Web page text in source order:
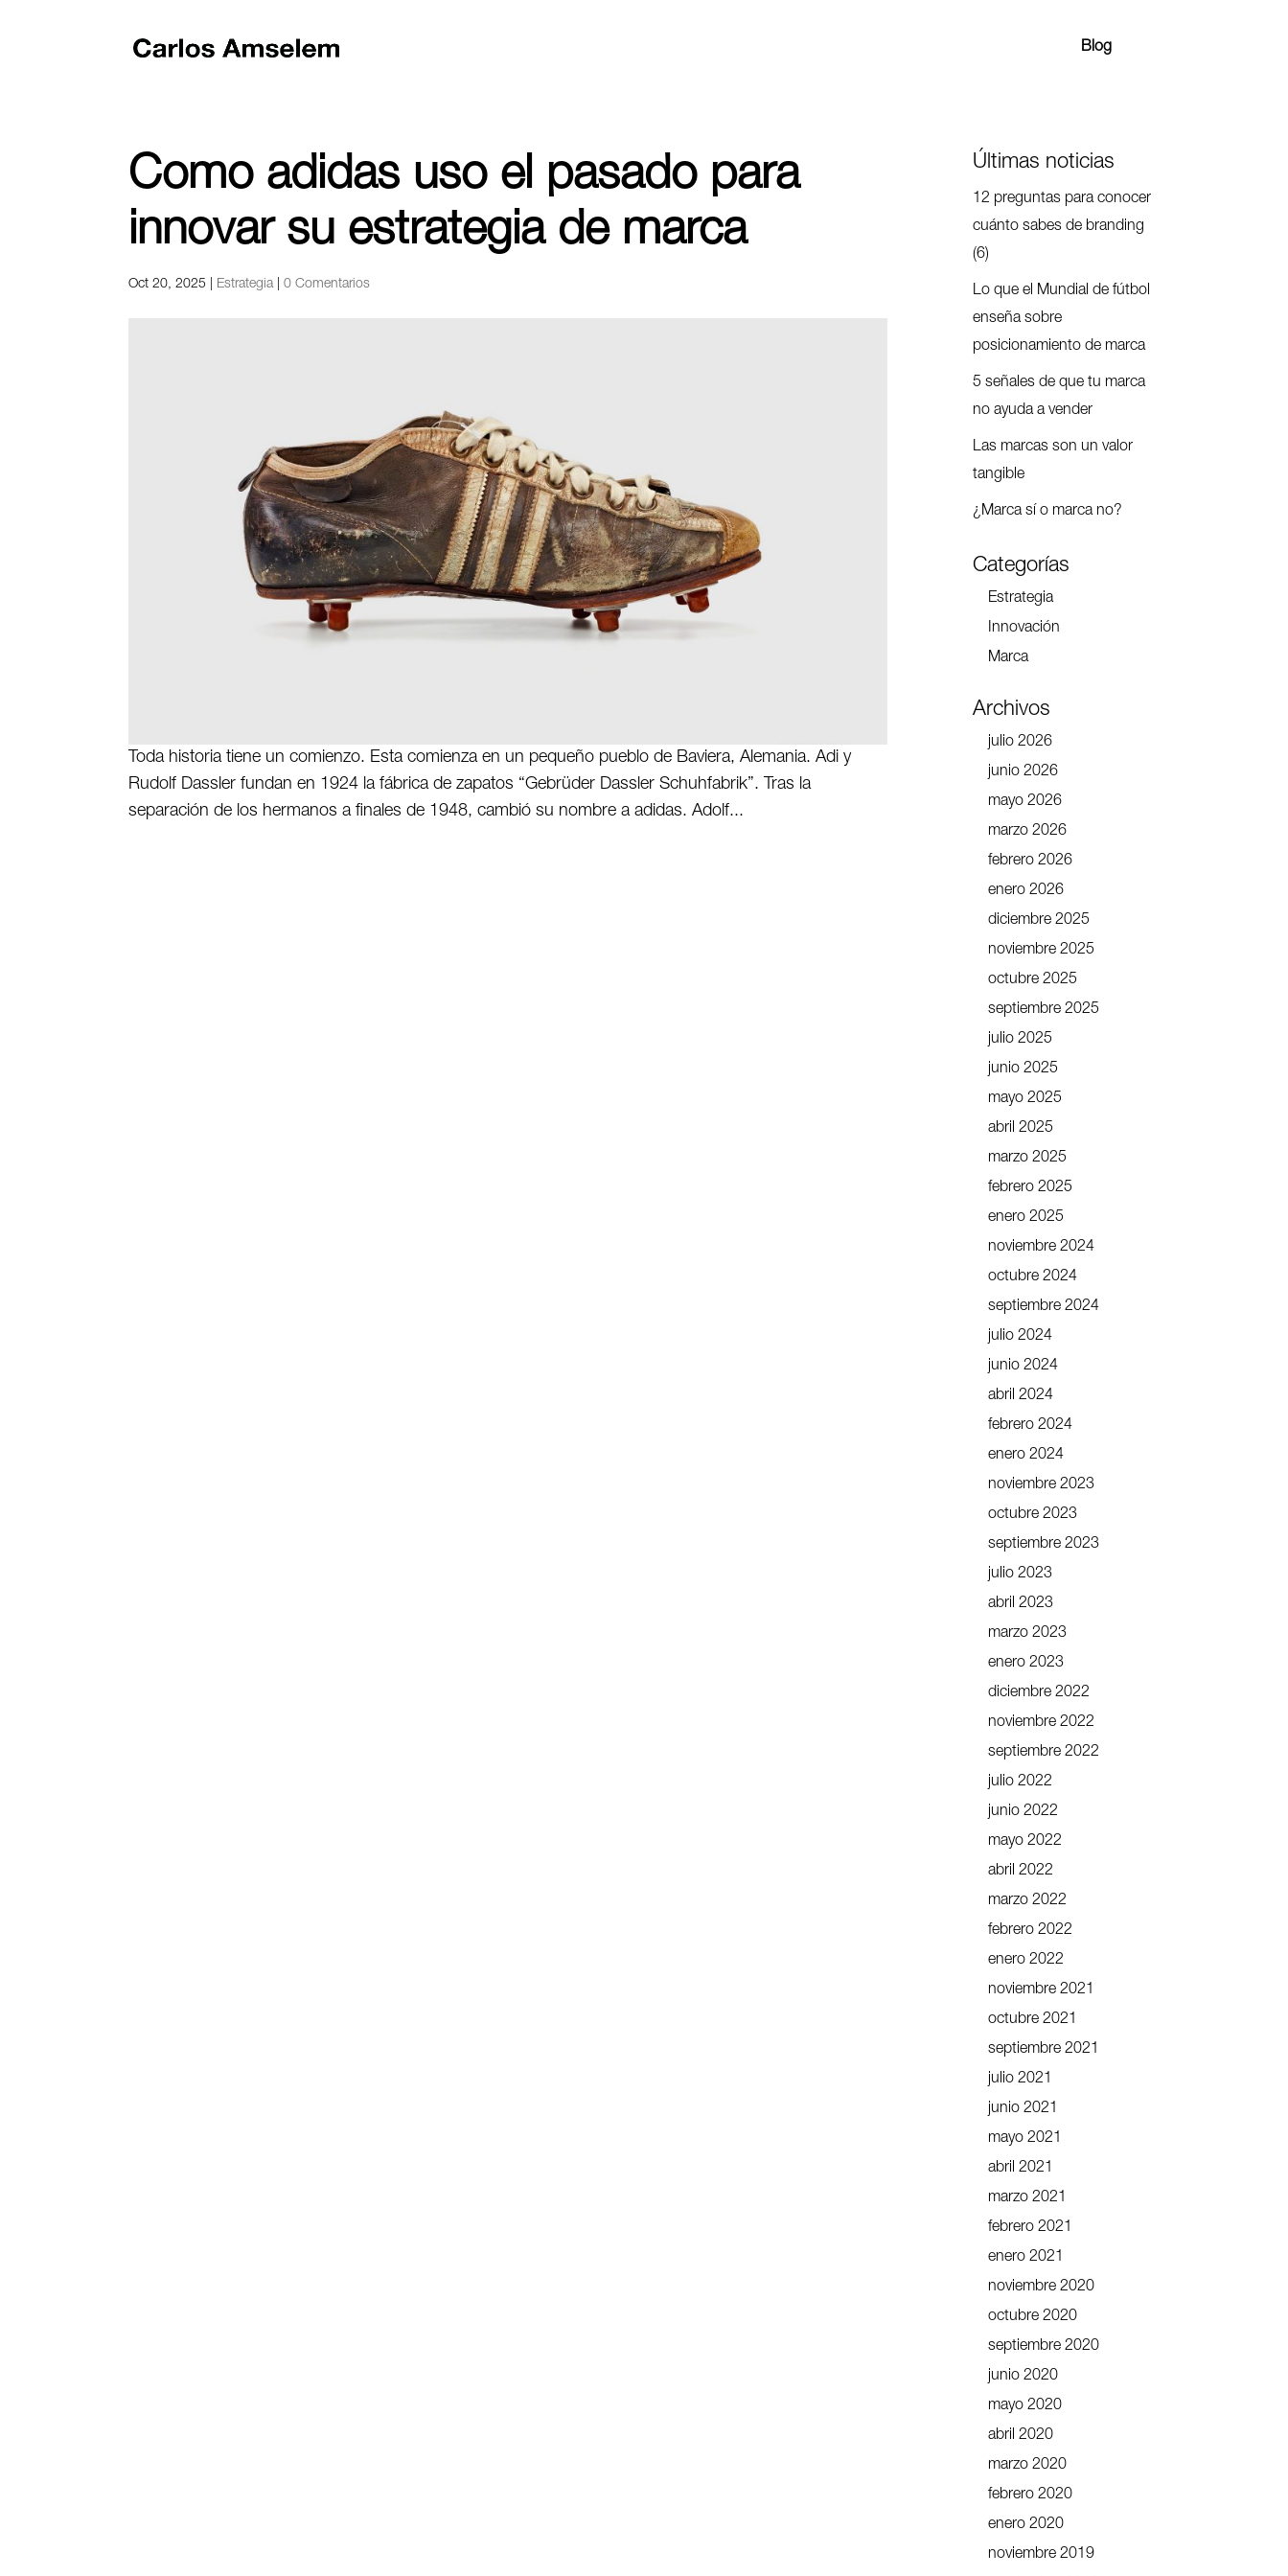
Blog
Como adidas uso el pasado para
innovar su estrategia de marca
Oct 20, 2025 Estrategia |0 Comentarios
Toda historia tiene un comienzo. Esta comienza en un pequeño pueblo de Baviera, Alemania. Adi y
Rudolf Dassler fundan en 1924 la fábrica de zapatos “Gebrüder Dassler Schuhfabrik”. Tras la
separación de los hermanos a finales de 1948, cambió su nombre a adidas. Adolf...
Últimas noticias
12 preguntas para conocer
cuánto sabes de branding
(6)
Lo que el Mundial de fútbol
enseña sobre
posicionamiento de marca
5 señales de que tu marca
no ayuda a vender
Las marcas son un valor
tangible
¿Marca sí o marca no?
Categorías
Estrategia
Innovación
Marca
Archivos
julio 2026
junio 2026
mayo 2026
marzo 2026
febrero 2026
enero 2026
diciembre 2025
noviembre 2025
octubre 2025
septiembre 2025
julio 2025
junio 2025
mayo 2025
abril 2025
marzo 2025
febrero 2025
enero 2025
noviembre 2024
octubre 2024
septiembre 2024
julio 2024
junio 2024
abril 2024
febrero 2024
enero 2024
noviembre 2023
octubre 2023
septiembre 2023
julio 2023
abril 2023
marzo 2023
enero 2023
diciembre 2022
noviembre 2022
septiembre 2022
julio 2022
junio 2022
mayo 2022
abril 2022
marzo 2022
febrero 2022
enero 2022
noviembre 2021
octubre 2021
septiembre 2021
julio 2021
junio 2021
mayo 2021
abril 2021
marzo 2021
febrero 2021
enero 2021
noviembre 2020
octubre 2020
septiembre 2020
junio 2020
mayo 2020
abril 2020
marzo 2020
febrero 2020
enero 2020
noviembre 2019